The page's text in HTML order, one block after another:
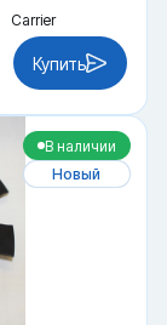
Carrier
Купить
В наличии
Новый